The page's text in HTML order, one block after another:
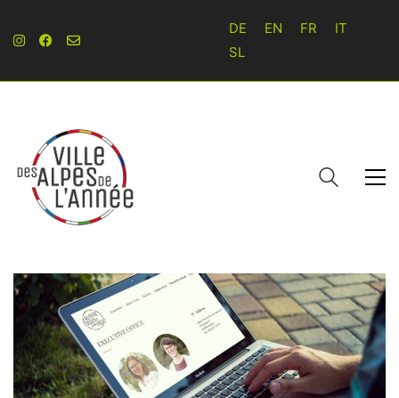
DE EN FR
IT
SL